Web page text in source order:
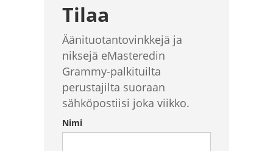
Tilaa
Äänituotantovinkkejä ja
niksejä eMasteredin
Grammy-palkituilta
perustajilta suoraan
sähköpostiisi joka viikko.
Nimi